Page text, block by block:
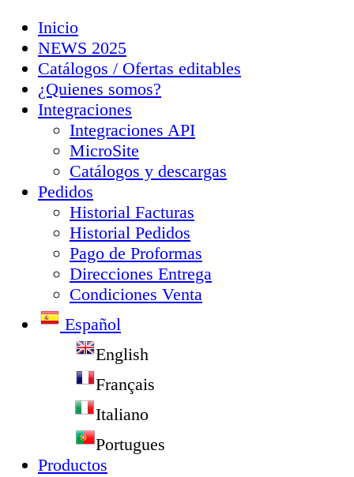
Inicio
NEWS 2025
Catálogos / Ofertas editables
¿Quienes somos?
Integraciones
Integraciones API
MicroSite
Catálogos y descargas
Pedidos
Historial Facturas
Historial Pedidos
Pago de Proformas
Direcciones Entrega
Condiciones Venta
Español
English
Français
Italiano
Portugues
Productos